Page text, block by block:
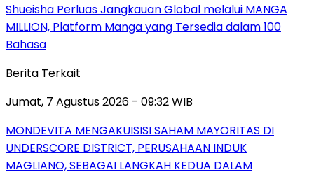
Shueisha Perluas Jangkauan Global melalui MANGA
MILLION, Platform Manga yang Tersedia dalam 100
Bahasa
Berita Terkait
Jumat, 7 Agustus 2026 - 09:32 WIB
MONDEVITA MENGAKUISISI SAHAM MAYORITAS DI
UNDERSCORE DISTRICT, PERUSAHAAN INDUK
MAGLIANO, SEBAGAI LANGKAH KEDUA DALAM